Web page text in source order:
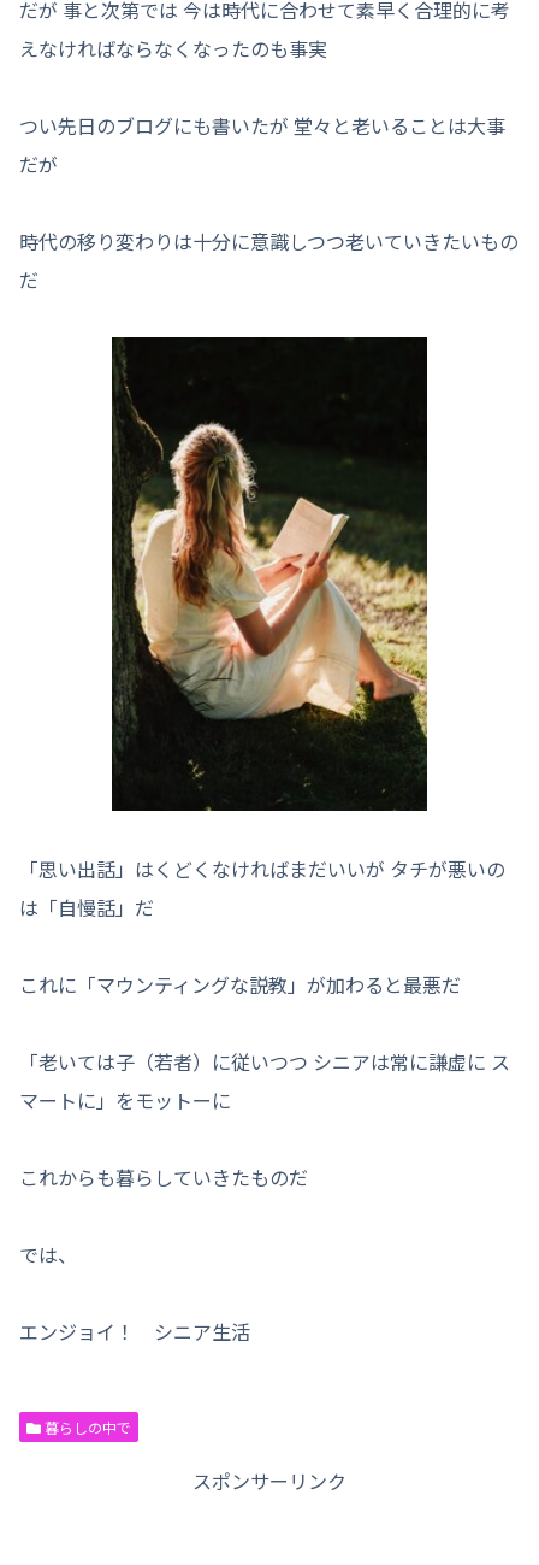
だが 事と次第では 今は時代に合わせて素早く合理的に考
えなければならなくなったのも事実
つい先日のブログにも書いたが 堂々と老いることは大事
だが
時代の移り変わりは十分に意識しつつ老いていきたいもの
だ
「思い出話」はくどくなければまだいいが タチが悪いの
は「自慢話」だ
これに「マウンティングな説教」が加わると最悪だ
「老いては子（若者）に従いつつ シニアは常に謙虚に ス
マートに」をモットーに
これからも暮らしていきたものだ
では、
エンジョイ！ シニア生活
暮らしの中で
スポンサーリンク